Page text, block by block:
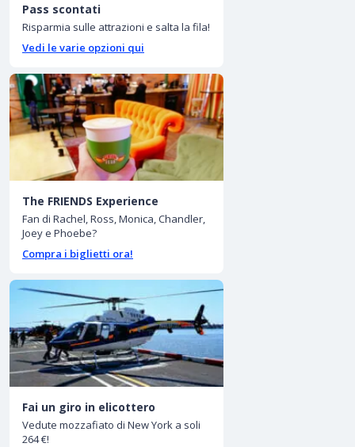
Pass scontati
Risparmia sulle attrazioni e salta la fila!
Vedi le varie opzioni qui
The FRIENDS Experience
Fan di Rachel, Ross, Monica, Chandler,
Joey e Phoebe?
Compra i biglietti ora!
Fai un giro in elicottero
Vedute mozzafiato di New York a soli
264 €!